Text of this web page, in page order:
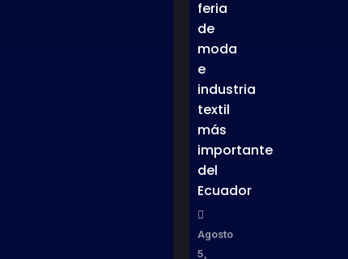
feria
de
moda
e
industria
textil
más
importante
del
Ecuador
Agosto
5,